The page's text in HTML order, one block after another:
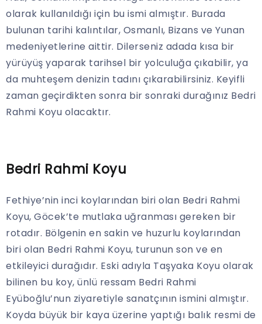
olarak kullanıldığı için bu ismi almıştır. Burada
bulunan tarihi kalıntılar, Osmanlı, Bizans ve Yunan
medeniyetlerine aittir. Dilerseniz adada kısa bir
yürüyüş yaparak tarihsel bir yolculuğa çıkabilir, ya
da muhteşem denizin tadını çıkarabilirsiniz. Keyifli
zaman geçirdikten sonra bir sonraki durağınız Bedri
Rahmi Koyu olacaktır.
Bedri Rahmi Koyu
Fethiye’nin inci koylarından biri olan Bedri Rahmi
Koyu, Göcek’te mutlaka uğranması gereken bir
rotadır. Bölgenin en sakin ve huzurlu koylarından
biri olan Bedri Rahmi Koyu, turunun son ve en
etkileyici durağıdır. Eski adıyla Taşyaka Koyu olarak
bilinen bu koy, ünlü ressam Bedri Rahmi
Eyüboğlu’nun ziyaretiyle sanatçının ismini almıştır.
Koyda büyük bir kaya üzerine yaptığı balık resmi de